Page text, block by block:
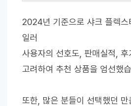
2024년 기준으로 샤크 플렉스
일러
사용자의 선호도, 판매실적,
고려하여 추천 상품을 엄선했
또한, 많은 분들이 선택했던